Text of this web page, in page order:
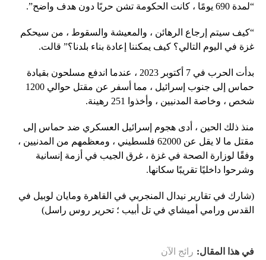
“لمدة 690 يومًا ، كانت الحكومة تشن حربًا دون هدف واضح”.
“كيف سيتم إرجاع الرهائن ، والمعيشة والسقوط ، من سيحكم
غزة في اليوم التالي؟ كيف يمكننا إعادة بناء بلدنا؟” قالت.
بدأت الحرب في 7 أكتوبر 2023 ، عندما اندفع مسلحون بقيادة
حماس إلى جنوب إسرائيل ، مما أسفر عن مقتل حوالي 1200
شخص ، وخاصة المدنيين ، وأخذوا 251 رهينة.
منذ ذلك الحين ، أدى هجوم إسرائيل العسكري ضد حماس إلى
مقتل ما لا يقل عن 62000 فلسطيني ، ومعظمهم من المدنيين ،
وفقًا لوزارة الصحة في غزة ، غرق الجيب في أزمة إنسانية
وشرحوا داخليًا تقريبًا سكانها.
(شارك في تقارير نيدال المنجربي في القاهرة ومايان لوبيل في
القدس ورامي أميشاي في تل أبيب ؛ تحرير روس راسل)
في هذا المقال: رائج الآن